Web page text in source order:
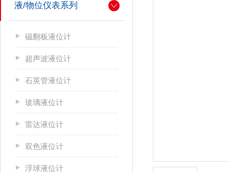
液/物位仪表系列
磁翻板液位计
超声波液位计
石英管液位计
玻璃液位计
雷达液位计
双色液位计
浮球液位计